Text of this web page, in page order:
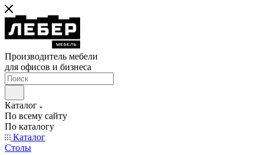
Производитель мебели
для офисов и бизнеса
Каталог
По всему сайту
По каталогу
Каталог
Столы